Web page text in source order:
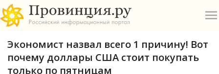
Экономист назвал всего 1 причину! Вот
почему доллары США стоит покупать
только по пятницам